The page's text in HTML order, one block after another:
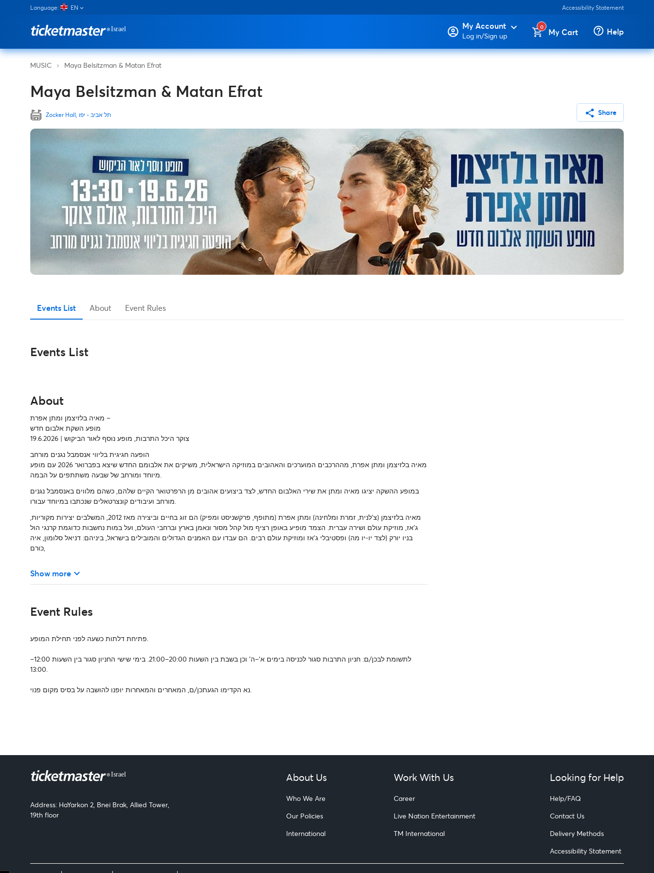
Language: EN Accessibility Statement
My Account expand_more
Log in/Sign up My Cart
0 help_outline Help
MUSIC Maya Belsitzman & Matan Efrat
Maya Belsitzman & Matan Efrat
Zocker Hall, תל אביב - יפו share Share
Events List About Event Rules
Events List
About
מאיה בלזיצמן ומתן אפרת –
מופע השקת אלבום חדש
19.6.2026 | צוקר היכל התרבות, מופע נוסף לאור הביקוש
הופעה חגיגית בליווי אנסמבל נגנים מורחב
מאיה בלזיצמן ומתן אפרת, מההרכבים המוערכים והאהובים במוזיקה הישראלית, משיקים את אלבומם החדש שיצא בפברואר 2026 עם מופע
מיוחד ומורחב של שבעה משתתפים על הבמה.
במופע ההשקה יציגו מאיה ומתן את שירי האלבום החדש, לצד ביצועים אהובים מן הרפרטואר הקיים שלהם, כשהם מלווים באנסמבל נגנים
מורחב ועיבודים קונצרטאלים שנכתבו במיוחד עבורו.
מאיה בלזיצמן (צ'לנית, זמרת ומלחינה) ומתן אפרת
(מתופף, פרקשניסט ומפיק) הם זוג בחיים וביצירה מאז 2012, המשלבים יצירות מקוריות,
ג'אז, מוזיקת עולם ושירה עברית. הצמד מופיע באופן רציף מול קהל מסור ונאמן בארץ וברחבי העולם, ועל במות נחשבות כדוגמת קרנגי הול
בניו יורק (לצד יו-יו מה) ופסטיבלי ג'אז ומוזיקת עולם רבים. הם עבדו עם האמנים הגדולים והמובילים בישראל, ביניהם: דניאל סלומון, איה
כורם,
Show more keyboard_arrow_down
Event Rules
פתיחת דלתות כשעה לפני תחילת המופע.
לתשומת לבכן/ם: חניון התרבות סגור לכניסה בימים א’–ה’ וכן בשבת בין השעות 20:00–21:00. בימי שישי החניון סגור בין השעות 12:00–
13:00.
נא הקדימו הגעתכן/ם, המאחרים והמאחרות יופנו להושבה על בסיס מקום פנוי.
Address: HaYarkon 2, Bnei Brak, Allied Tower,
19th floor
About Us
Who We Are
Our Policies
International
Work With Us
Career
Live Nation Entertainment
TM International
Looking for Help
Help/FAQ
Contact Us
Delivery Methods
Accessibility Statement